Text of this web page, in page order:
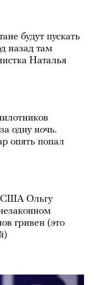
будут пускать
назад там
Наталья
одну ночь.
опять попал
США Ольгу
гривен (это